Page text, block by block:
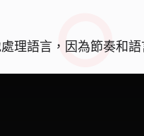
理語言，因為節奏和